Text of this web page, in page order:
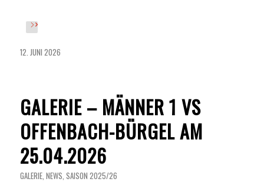
12. JUNI 2026
GALERIE – MÄNNER 1 VS
OFFENBACH-BÜRGEL AM
25.04.2026
GALERIE, NEWS, SAISON 2025/26